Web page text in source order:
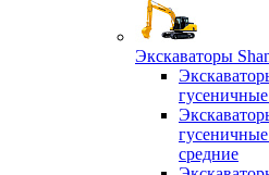
Экскаваторы
средние